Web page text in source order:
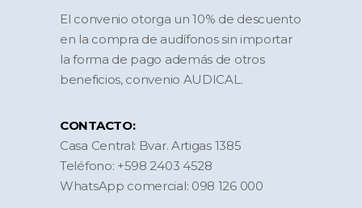
El convenio otorga un 10% de descuento
en la compra de audífonos sin importar
la forma de pago además de otros
beneficios, convenio AUDICAL.
CONTACTO:
Casa Central: Bvar. Artigas 1385
Teléfono: +598 2403 4528
WhatsApp comercial: 098 126 000